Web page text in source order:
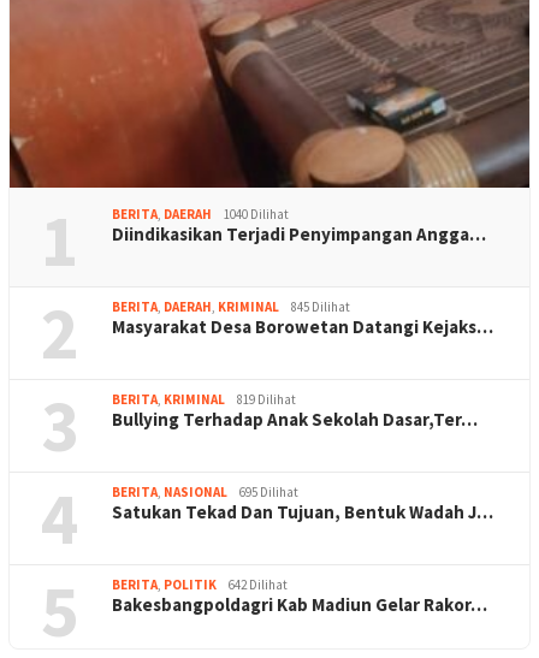
1 BERITA, DAERAH 1040 Dilihat
Diindikasikan Terjadi Penyimpangan Angga…
2 BERITA, DAERAH, KRIMINAL 845 Dilihat
Masyarakat Desa Borowetan Datangi Kejaks…
3 BERITA, KRIMINAL 819 Dilihat
Bullying Terhadap Anak Sekolah Dasar,Ter…
4 BERITA, NASIONAL 695 Dilihat
Satukan Tekad Dan Tujuan, Bentuk Wadah J…
5 BERITA, POLITIK 642 Dilihat
Bakesbangpoldagri Kab Madiun Gelar Rakor…